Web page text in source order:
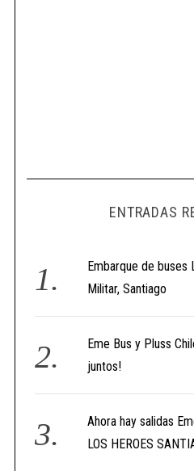
ENTRADAS
Embarque de buses
Militar, Santiago
Eme Bus y Pluss
juntos!
Ahora hay salidas
LOS HEROES